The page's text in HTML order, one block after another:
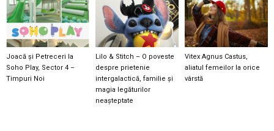
Joacă și Petreceri la
Soho Play, Sector 4 –
Timpuri Noi
Lilo & Stitch – O poveste
despre prietenie
intergalactică, familie și
magia legăturilor
neașteptate
Vitex Agnus Castus,
aliatul femeilor la orice
vârstă